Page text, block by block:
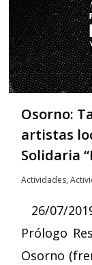
Osorno:
artistas
Solidaria
Actividades,
26/07/
Prólogo
Osorno